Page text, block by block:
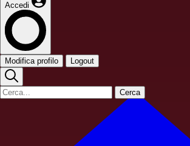
Accedi
Modifica profilo Logout
Cerca